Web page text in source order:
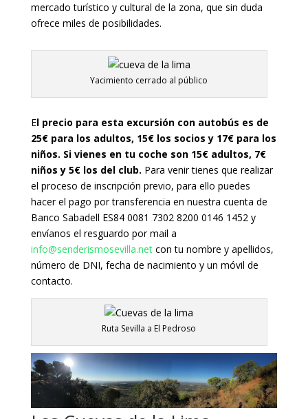
mercado turístico y cultural de la zona, que sin duda
ofrece miles de posibilidades.
Yacimiento cerrado al público
El precio para esta excursión con autobús es de
25€ para los adultos, 15€ los socios y 17€ para los
niños. Si vienes en tu coche son 15€ adultos, 7€
niños y 5€ los del club. Para venir tienes que realizar
el proceso de inscripción previo, para ello puedes
hacer el pago por transferencia en nuestra cuenta de
Banco Sabadell ES84 0081 7302 8200 0146 1452y
envíanos el resguardo por mail a
info@senderismosevilla.netcon tu nombre y apellidos,
número de DNI, fecha de nacimiento y un móvil de
contacto.
Ruta Sevilla a El Pedroso